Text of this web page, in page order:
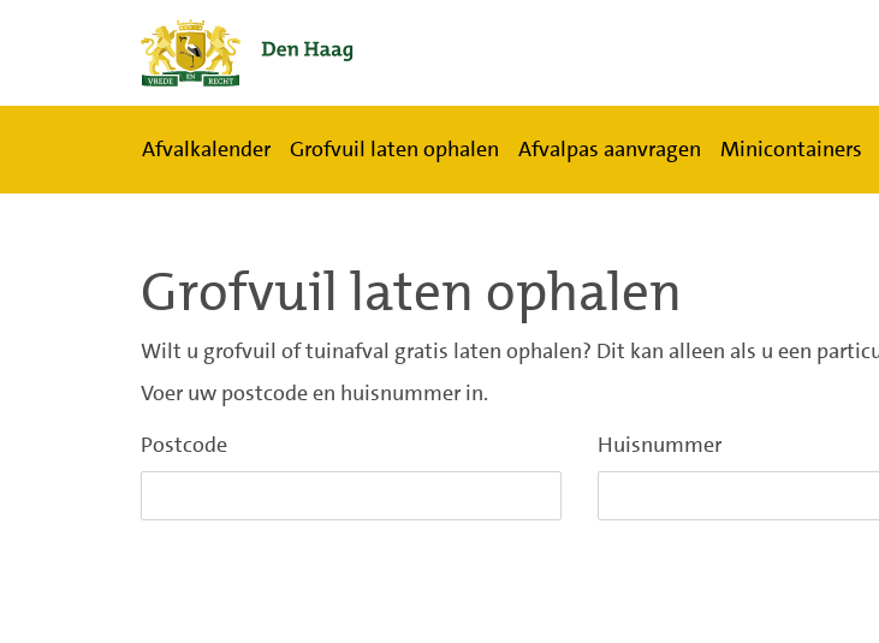
Naar hoofdinhoud
Afvalkalender Grofvuil laten ophalen Afvalpas aanvragen Minicontainers
Grofvuil laten ophalen
Wilt u grofvuil of tuinafval gratis laten ophalen? Dit kan alleen als u een
Voer uw postcode en huisnummer in.
Postcode
Huisnummer